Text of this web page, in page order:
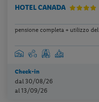
HOTEL CANADA
pensione completa + utilizzo
Check-in
dal 30/08/26
al 13/09/26